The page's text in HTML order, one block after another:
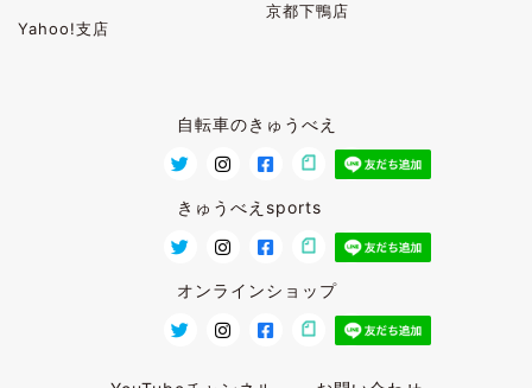
京都下鴨店
Yahoo!支店
自転車のきゅうべえ
きゅうべえsports
オンラインショップ